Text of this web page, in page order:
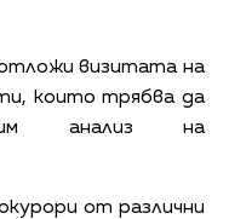
визитата на
които трябва да
анализ на
от различни